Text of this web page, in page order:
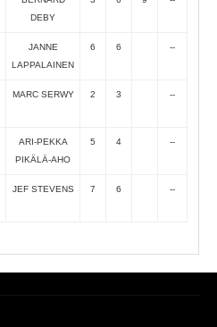
DEBY
JANNE
LAPPALAINEN
6 6 --
MARC SERWY 2 3 --
ARI-PEKKA
PIKÄLÄ-AHO
5 4 --
JEF STEVENS 7 6 --